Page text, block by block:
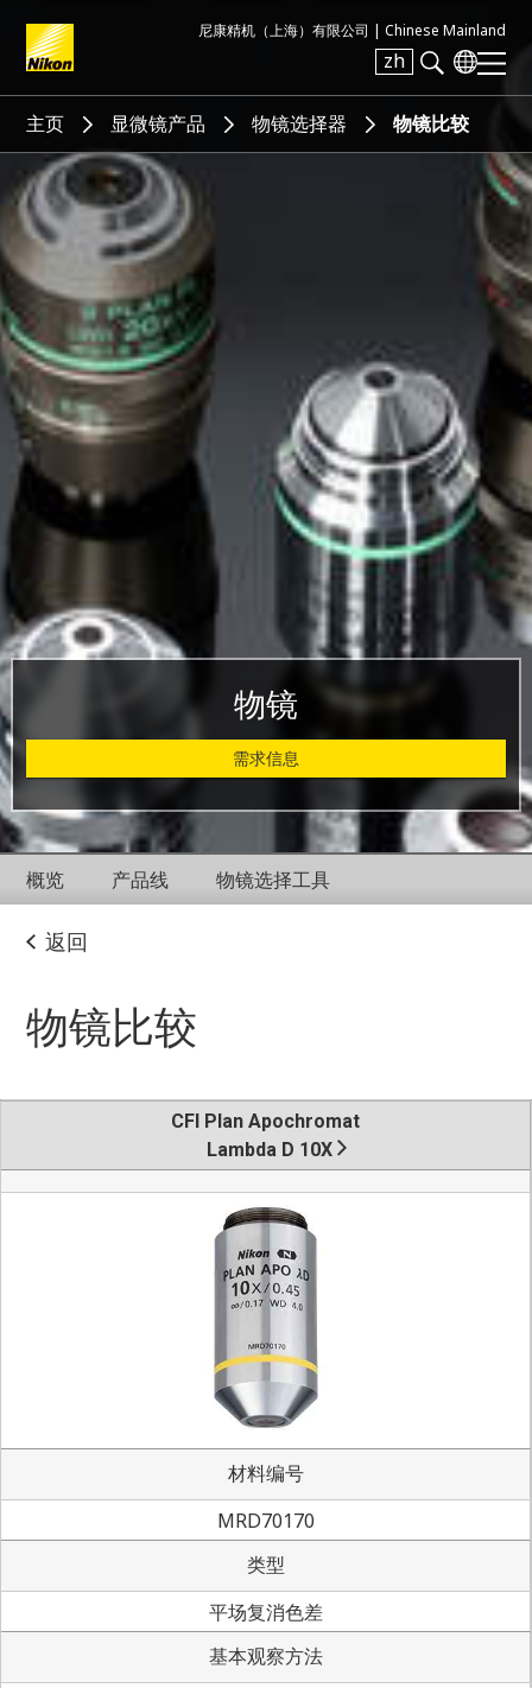
尼康精机（上海）有限公司 | Chinese Mainland
zh
Search keyword(s)
主页 显微镜产品 物镜选择器 物镜比较
物镜
需求信息
概览 产品线 物镜选择工具
返回
物镜比较
CFI Plan Apochromat
Lambda D 10X
材料编号
MRD70170
类型
平场复消色差
基本观察方法